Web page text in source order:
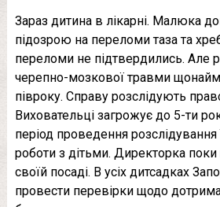
Зараз дитина в лікарні. Малюка
підозрою на переломи таза та
переломи не підтвердились. Але
черепно-мозкової травми
півроку. Справу розслідують
Виховательці загрожує до 5-ти
період проведення розслідування
роботи з дітьми. Директорка
своїй посаді. В усіх дитсадках
провести перевірки щодо